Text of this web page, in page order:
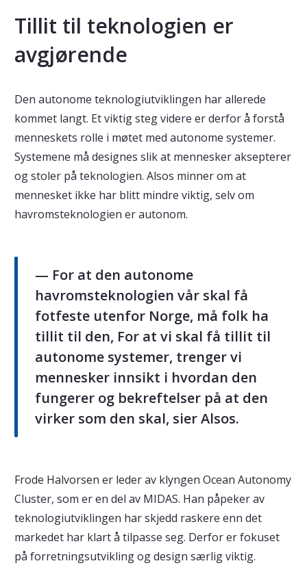
Tillit til teknologien er
avgjørende
Den autonome teknologiutviklingen har allerede
kommet langt. Et viktig steg videre er derfor å forstå
menneskets rolle i møtet med autonome systemer.
Systemene må designes slik at mennesker aksepterer
og stoler på teknologien. Alsos minner om at
mennesket ikke har blitt mindre viktig, selv om
havromsteknologien er autonom.
— For at den autonome
havromsteknologien vår skal få
fotfeste utenfor Norge, må folk ha
tillit til den, For at vi skal få tillit til
autonome systemer, trenger vi
mennesker innsikt i hvordan den
fungerer og bekreftelser på at den
virker som den skal, sier Alsos.
Frode Halvorsen er leder av klyngen Ocean Autonomy
Cluster, som er en del av MIDAS. Han påpeker av
teknologiutviklingen har skjedd raskere enn det
markedet har klart å tilpasse seg. Derfor er fokuset
på forretningsutvikling og design særlig viktig.